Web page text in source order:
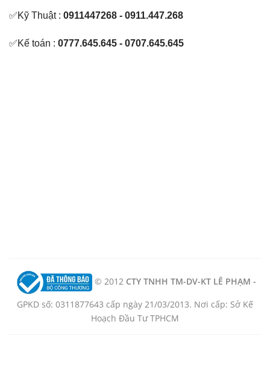
✅Kỹ Thuật : 0911447268 - 0911.447.268
✅Kế toán : 0777.645.645 - 0707.645.645
© 2012 CTY TNHH TM-DV-KT LÊ PHẠM -
GPKD số: 0311877643 cấp ngày 21/03/2013. Nơi cấp: Sở Kế
Hoạch Đầu Tư TPHCM